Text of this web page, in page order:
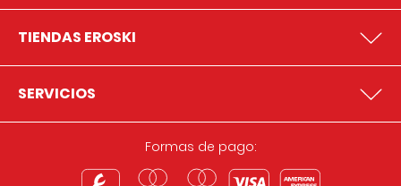
TIENDAS EROSKI
SERVICIOS
Formas de pago: